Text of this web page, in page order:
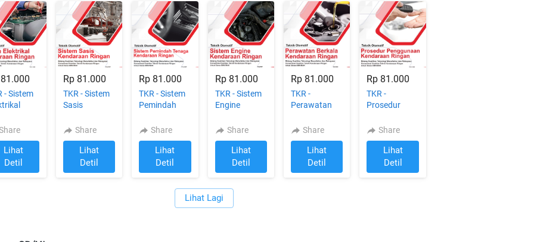
- Sistem
FASE
MAK
Lihat
Detil
Rp 81.000
TKR - Sistem
Sasis
Ringan FASE
F untuk
SMK/MAK
Share
Lihat
Detil
Rp 81.000
TKR - Sistem
Pemindah
Kendaraan
Ringan FASE
F untuk
SMK/MAK
Share
Lihat
Detil
Rp 81.000
TKR - Sistem
Engine
Ringan FASE
F untuk
SMK/MAK
Share
Lihat
Detil
Rp 81.000
TKR -
Perawatan
Kendaraan
Ringan FASE
F untuk
SMK/MAK
Share
Lihat
Detil
Rp 81.000
TKR -
Prosedur
Kendaraan
Ringan FASE
F untuk
SMK/MAK
Share
Lihat
Detil
`Lihat Lagi